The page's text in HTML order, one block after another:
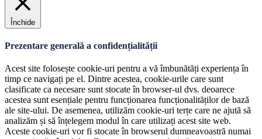
Închide
Prezentare generală a confidențialității
Acest site folosește cookie-uri pentru a vă îmbunătăți experiența în
timp ce navigați pe el. Dintre acestea, cookie-urile care sunt
clasificate ca necesare sunt stocate în browser-ul dvs. deoarece
acestea sunt esențiale pentru funcționarea funcționalităților de bază
ale site-ului. De asemenea, utilizăm cookie-uri terțe care ne ajută să
analizăm și să înțelegem modul în care utilizați acest site web.
Aceste cookie-uri vor fi stocate în browserul dumneavoastră numai